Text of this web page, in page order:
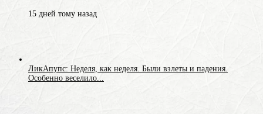
15 дней тому назад
ЛикАпупс: Неделя, как неделя. Были взлеты и падения.
Особенно веселило...